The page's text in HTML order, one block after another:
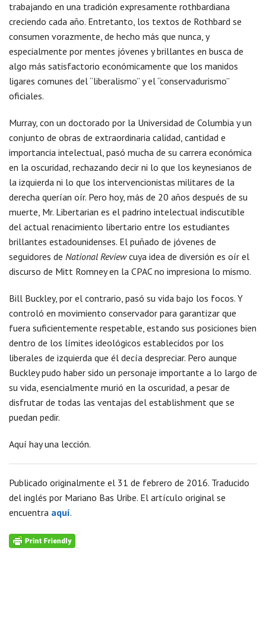
trabajando en una tradición expresamente rothbardiana
creciendo cada año. Entretanto, los textos de Rothbard se
consumen vorazmente, de hecho más que nunca, y
especialmente por mentes jóvenes y brillantes en busca de
algo más satisfactorio económicamente que los manidos
ligares comunes del “liberalismo” y el “conservadurismo”
oficiales.
Murray, con un doctorado por la Universidad de Columbia y un
conjunto de obras de extraordinaria calidad, cantidad e
importancia intelectual, pasó mucha de su carrera económica
en la oscuridad, rechazando decir ni lo que los keynesianos de
la izquierda ni lo que los intervencionistas militares de la
derecha querían oír. Pero hoy, más de 20 años después de su
muerte, Mr. Libertarian es el padrino intelectual indiscutible
del actual renacimiento libertario entre los estudiantes
brillantes estadounidenses. El puñado de jóvenes de
seguidores de National Reviewcuya idea de diversión es oír el
discurso de Mitt Romney en la CPAC no impresiona lo mismo.
Bill Buckley, por el contrario, pasó su vida bajo los focos. Y
controló en movimiento conservador para garantizar que
fuera suficientemente respetable, estando sus posiciones bien
dentro de los límites ideológicos establecidos por los
liberales de izquierda que él decía despreciar. Pero aunque
Buckley pudo haber sido un personaje importante a lo largo de
su vida, esencialmente murió en la oscuridad, a pesar de
disfrutar de todas las ventajas del establishment que se
puedan pedir.
Aquí hay una lección.
Publicado originalmente el 31 de febrero de 2016. Traducido
del inglés por Mariano Bas Uribe. El artículo original se
encuentra aquí.